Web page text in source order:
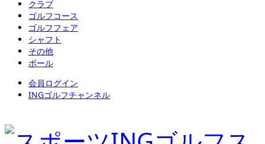
クラブ
ゴルフコース
ゴルフフェア
シャフト
その他
ボール
会員ログイン
INGゴルフチャンネル